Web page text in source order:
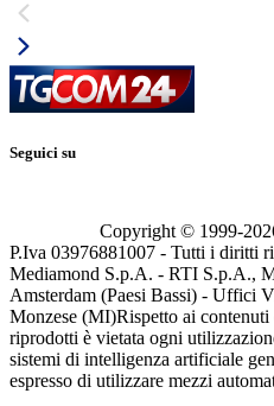
Seguici su
Copyright © 1999-
P.Iva 03976881007 - Tutti i diritti
Mediamond S.p.A. - RTI S.p.A.,
Amsterdam (Paesi Bassi) - Uffici
Monzese (MI)Rispetto ai contenuti
riprodotti è vietata ogni
sistemi di intelligenza artificiale
espresso di utilizzare mezzi